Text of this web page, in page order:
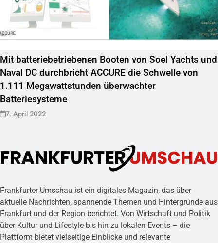
Mit batteriebetriebenen Booten von Soel Yachts und
Naval DC durchbricht ACCURE die Schwelle von
1.111 Megawattstunden überwachter
Batteriesysteme
7. April 2022
Frankfurter Umschau ist ein digitales Magazin, das über
aktuelle Nachrichten, spannende Themen und Hintergründe aus
Frankfurt und der Region berichtet. Von Wirtschaft und Politik
über Kultur und Lifestyle bis hin zu lokalen Events – die
Plattform bietet vielseitige Einblicke und relevante